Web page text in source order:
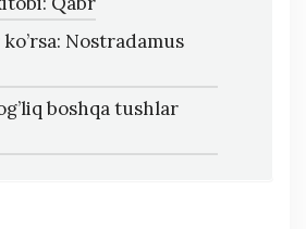
Nostradamus
boshqa tushlar